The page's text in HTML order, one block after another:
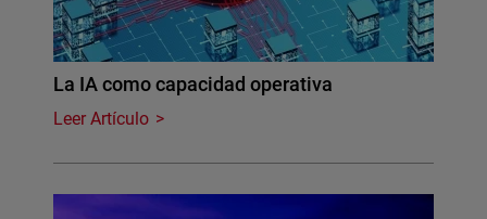
La IA como capacidad operativa
Leer Artículo